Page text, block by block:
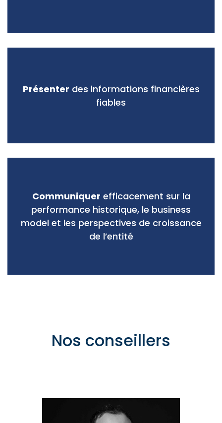
Présenter des informations financières
fiables
Communiquer efficacement sur la
performance historique, le business
model et les perspectives de croissance
de l’entité
Nos conseillers